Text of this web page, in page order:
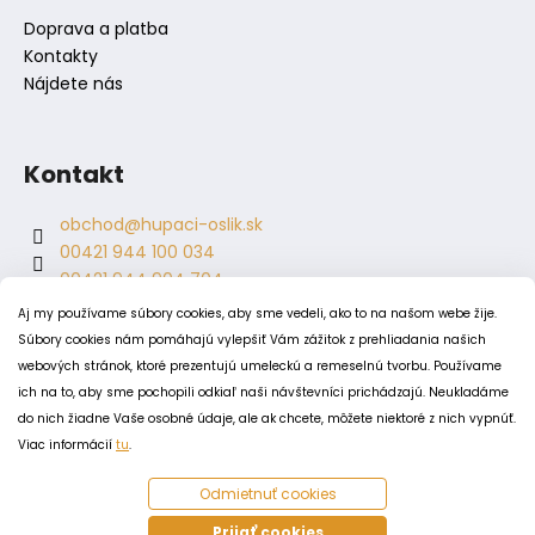
Aj my používame súbory cookies, aby sme vedeli, ako to na našom webe žije.
Súbory cookies nám pomáhajú vylepšiť Vám zážitok z prehliadania našich
webových stránok, ktoré prezentujú umeleckú a remeselnú tvorbu. Používame
ich na to, aby sme pochopili odkiaľ naši návštevníci prichádzajú. Neukladáme
do nich žiadne Vaše osobné údaje, ale ak chcete, môžete niektoré z nich vypnúť.
Viac informácií tu.
Odmietnuť cookies
Doprava a platba
Kontakty
Nájdete nás
Kontakt
obchod@hupaci-oslik.sk
00421 944 100 034
00421 944 904 704
hupaci.oslik
dagmar.juricova
PODMIENKY
Obchodné podmienky
Odstúpenie od zmluvy
Zásady spracovania a ochrany osobných údajov
Zásady používania súborov cookie